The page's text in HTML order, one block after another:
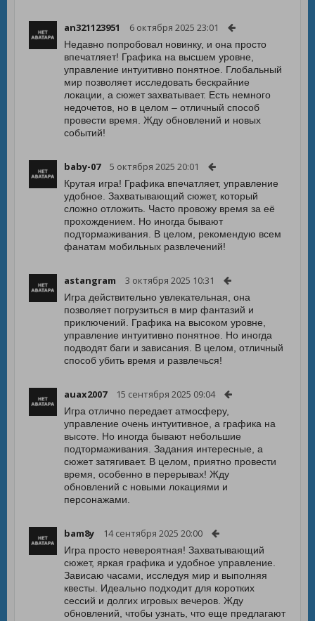
an321123951 6 октября 2025 23:01
Недавно попробовал новинку, и она просто
впечатляет! Графика на высшем уровне,
управление интуитивно понятное. Глобальный
мир позволяет исследовать бескрайние
локации, а сюжет захватывает. Есть немного
недочетов, но в целом – отличный способ
провести время. Жду обновлений и новых
событий!
baby-07 5 октября 2025 20:01
Крутая игра! Графика впечатляет, управление
удобное. Захватывающий сюжет, который
сложно отложить. Часто провожу время за её
прохождением. Но иногда бывают
подтормаживания. В целом, рекомендую всем
фанатам мобильных развлечений!
astangram 3 октября 2025 10:31
Игра действительно увлекательная, она
позволяет погрузиться в мир фантазий и
приключений. Графика на высоком уровне,
управление интуитивно понятное. Но иногда
подводят баги и зависания. В целом, отличный
способ убить время и развлечься!
auax2007 15 сентября 2025 09:04
Игра отлично передает атмосферу,
управление очень интуитивное, а графика на
высоте. Но иногда бывают небольшие
подтормаживания. Задания интересные, а
сюжет затягивает. В целом, приятно провести
время, особенно в перерывах! Жду
обновлений с новыми локациями и
персонажами.
bam8y 14 сентября 2025 20:00
Игра просто невероятная! Захватывающий
сюжет, яркая графика и удобное управление.
Зависаю часами, исследуя мир и выполняя
квесты. Идеально подходит для коротких
сессий и долгих игровых вечеров. Жду
обновлений, чтобы узнать, что еще предлагают